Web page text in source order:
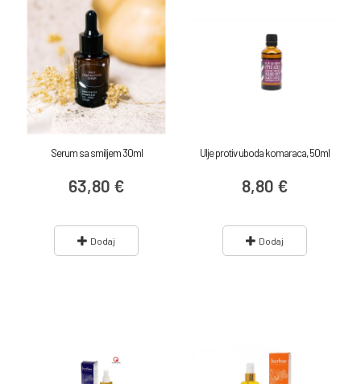
Serum sa smiljem 30ml
63,80 €
Dodaj
Ulje protiv uboda komaraca, 50ml
8,80 €
Dodaj